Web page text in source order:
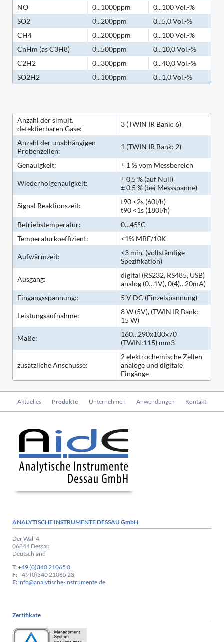
NO
0...1000ppm
0...100 Vol.-%
SO2
0...200ppm
0...5,0 Vol.-%
CH4
0...2000ppm
0...100 Vol.-%
CnHm (as C3H8)
0...500ppm
0...10,0 Vol.-%
C2H2
0...300ppm
0...40,0 Vol.-%
SO2H2
0...100ppm 0...1,0 Vol.-%
Anzahl der simult.
detektierbaren Gase:
3 (TWIN IR Bank: 6)
Anzahl der unabhängigen
Probenzellen:
1 (TWIN IR Bank: 2)
Genauigkeit: ± 1 % vom Messbereich
Wiederholgenauigkeit:
± 0,5 % (auf Null)
± 0,5 % (bei Messspanne)
Signal Reaktionszeit:
t90 <2s (60l/h)
t90 <1s (180l/h)
Betriebstemperatur:
0…45°C
Temperaturkoeffizient:
<1% MBE/10K
Aufwärmzeit:
<3 min. (vollständige
Spezifikation)
Ausgang:
digital (RS232, RS485, USB)
analog (0…1V), 0(4)…20mA)
Eingangsspannung::
5 V DC (Einzelspannung)
Leistungsaufnahme:
8 W (5V), (TWIN IR Bank:
15 W)
Maße:
160…290x100x70
(TWIN:115) mm3
zusätzliche Anschüsse:
2 elektrochemische Zellen
analoge und digitale
Eingänge
Navigation
überspringen
Aktuelles Produkte Unternehmen Anwendungen Kontakt
ANALYTISCHE INSTRUMENTE DESSAU GmbH
Der Wall 4
06844 Dessau
Deutschland
T:+49 (0)340 21065 0
F:+49 (0)340 21065 23
E: info@analytische-instrumente.de
Zertifikate